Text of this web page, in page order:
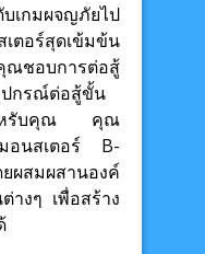
บเกมผจญภัยไป
ตอร์สุดเข้มข้น
ณชอบการต่อสู้
ปกรณ์ต่อสู้ขั้น
หรับคุณ คุณ
มอนสเตอร์ B-
สมผสานองค์
งๆ เพื่อสร้าง